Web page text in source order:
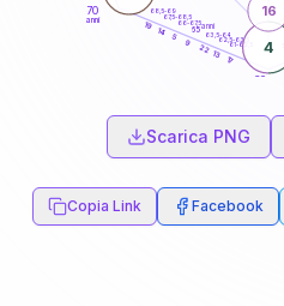
60
70
anni
61-62,5
62,5-63,5
63,5-64
66-67,5
67,5-68,5
68,5-69
17
13
22
9
5
14
19
4
16
65anni
Scarica PNG
Copia Link Facebook